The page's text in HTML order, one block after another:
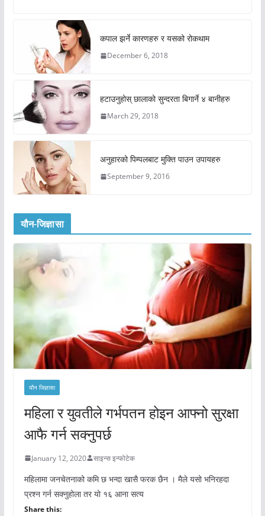
कपाल झर्ने कारणहरु र यसको रोकथाम
December 6, 2018
हटाउनुहोस् छालाको सुन्दरता बिगार्ने ४ बानीहरु
March 29, 2018
अनुहारको पिम्पलबाट मुक्ति पाउन उपायहरु
September 9, 2016
यौन-जिज्ञासा
यौन जिज्ञासा
महिला र युवतीले गर्भपतन होइन आफ्नो सुरक्षा
आफै गर्न सक्नुपर्छ
January 12, 2020 साइन्स इन्फोटेक
महिलामा जनचेतनाको कमि छ भन्दा खासै फरक छैन । मैले यसो भनिरहदा
प्रश्न गर्न सक्नुहोला तर यो १६ आना सत्य
Share this: